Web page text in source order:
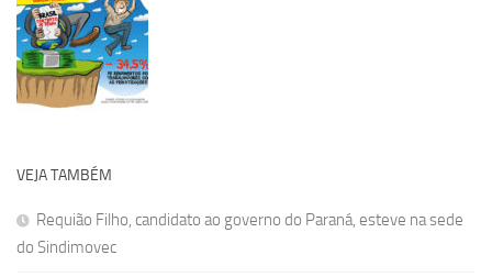
VEJA TAMBÉM
Requião Filho, candidato ao governo do Paraná, esteve na sede
do Sindimovec